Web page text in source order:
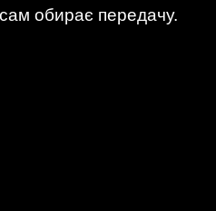
обирає передачу.